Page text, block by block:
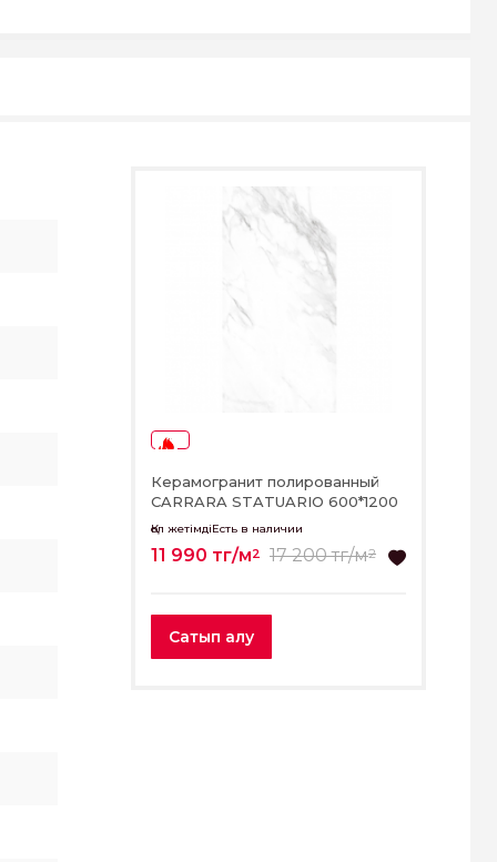
Керамогранит полированный
CARRARA STATUARIO 600*1200
Қол жетімдіЕсть в наличии
11 990 тг/м2 17 200 тг/м2
Сатып алу